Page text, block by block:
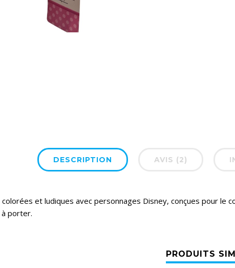
DESCRIPTION AVIS (2)
colorées et ludiques avec personnages Disney, conçues pour le
à porter.
PRODUITS